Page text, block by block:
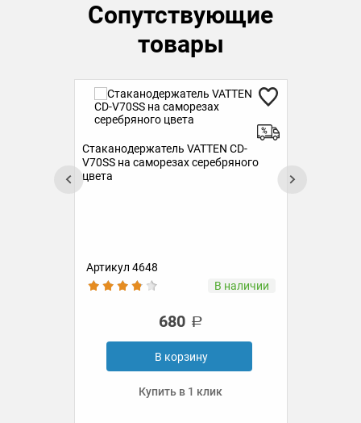
Сопутствующие
товары
Стаканодержатель VATTEN CD-
V70SS на саморезах серебряного
цвета
Артикул 4648
В наличии
680
В корзину
Купить в 1 клик